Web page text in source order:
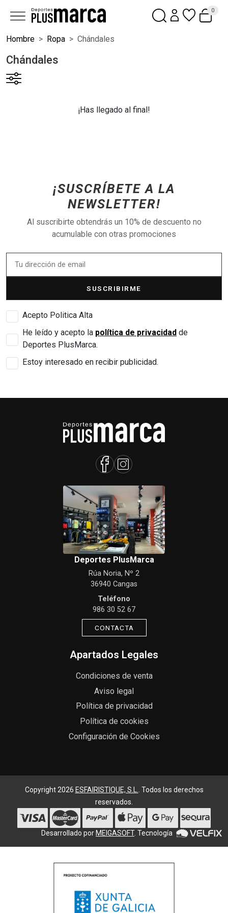
0
Hombre Ropa Chándales
Chándales
¡Has llegado al final!
¡SUSCRÍBETE A LA
NEWSLETTER!
Al suscribirte obtendrás un 10% de descuento no
acumulable con otras promociones
SUSCRIBIRME
Acepto Politica Alta
He leído y acepto la política de privacidad de
Deportes PlusMarca.
Estoy interesado en recibir publicidad.
Deportes PlusMarca
Rúa Noria, Nº 2
36940 Cangas
Teléfono
986 30 52 67
CONTACTA
Apartados Legales
Condiciones de venta
Aviso legal
Política de privacidad
Política de cookies
Configuración de Cookies
Copyright 2026 ESFAIRISTIQUE, S.L.
. Todos los derechos
reservados.
Desarrollado porMEIGASOFT. Tecnología